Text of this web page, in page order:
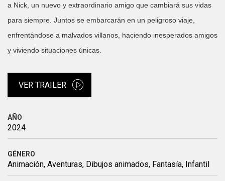
a Nick, un nuevo y extraordinario amigo que cambiará sus vidas
para siempre. Juntos se embarcarán en un peligroso viaje,
enfrentándose a malvados villanos, haciendo inesperados amigos
y viviendo situaciones únicas.
VER TRAILER
AÑO
2024
GÉNERO
Animación, Aventuras, Dibujos animados, Fantasía, Infantil